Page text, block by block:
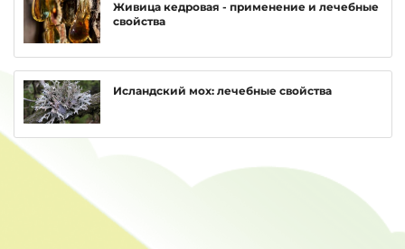
Живица кедровая - применение и лечебные
свойства
Исландский мох: лечебные свойства